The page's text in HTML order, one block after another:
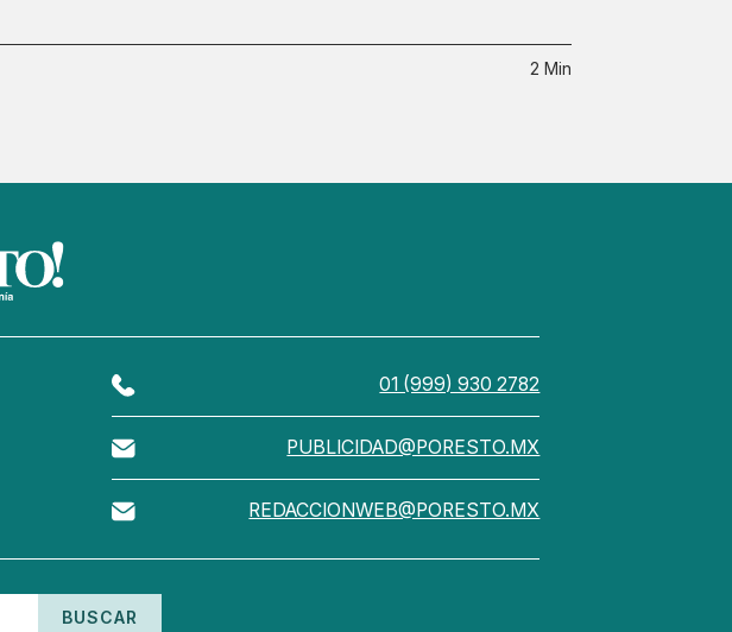
2 Min
01 (999) 930 2782
PUBLICIDAD@PORESTO.MX
REDACCIONWEB@PORESTO.MX
BUSCAR